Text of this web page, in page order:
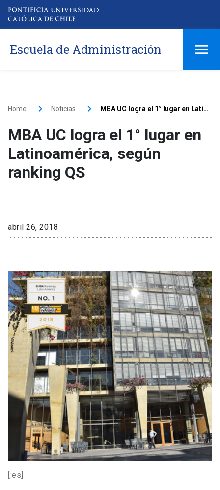
Escuela de Administración
Home Noticias MBA UC logra el 1° lugar en Latinoamérica, según ranking QS
MBA UC logra el 1° lugar en
Latinoamérica, según
ranking QS
abril 26, 2018
[:es]